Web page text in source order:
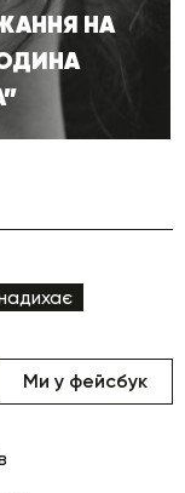
НА
Ми у фейсбук